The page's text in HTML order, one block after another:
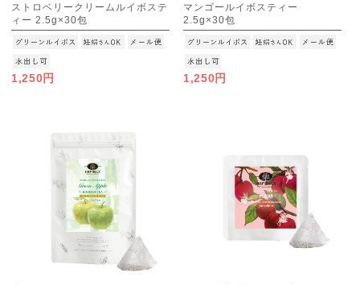
ストロベリークリームルイボステ
ィー 2.5g×30包
[M便 1/3]
1,250円
マンゴールイボスティー
2.5g×30包
[M便 1/3]
1,250円